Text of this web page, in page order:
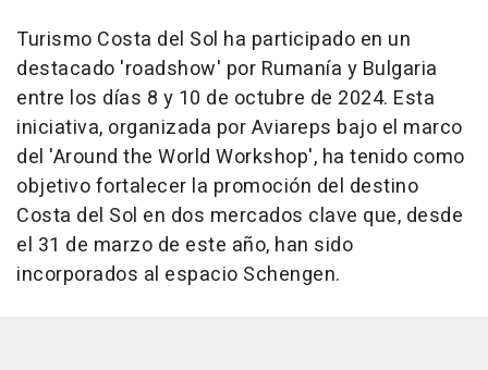
Turismo Costa del Sol ha participado en un
destacado 'roadshow' por Rumanía y Bulgaria
entre los días 8 y 10 de octubre de 2024. Esta
iniciativa, organizada por Aviareps bajo el marco
del 'Around the World Workshop', ha tenido como
objetivo fortalecer la promoción del destino
Costa del Sol en dos mercados clave que, desde
el 31 de marzo de este año, han sido
incorporados al espacio Schengen.